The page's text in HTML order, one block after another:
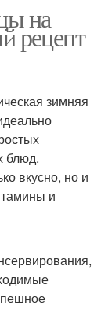
на
рецепт
зимняя
блюд.
вкусно, но и
и